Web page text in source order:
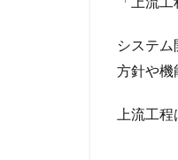
システ
方針や機
上流工